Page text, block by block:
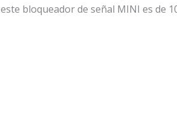
este bloqueador de señal MINI es de